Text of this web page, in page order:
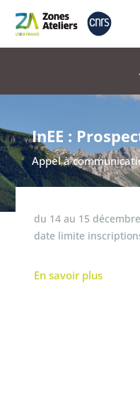
InEE :
Appel à
du 14 au 15
date limite
En savoir plus